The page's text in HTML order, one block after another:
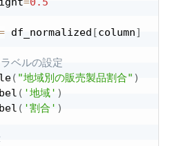
df_normalized [column]
ベルの設定
( "地域別の販売製品割合" )
( '地域' )
( '割合' )